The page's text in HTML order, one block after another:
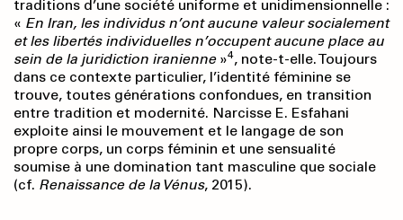
traditions d’une société uniforme et unidimensionnelle :
« En Iran, les individusn’ont aucune valeur socialement
et les libertés individuelles n’occupent aucune place au
sein de la juridiction iranienne »4, note-t-elle. Toujours
dans ce contexte particulier, l’identité féminine se
trouve, toutes générations confondues, en transition
entre tradition et modernité. Narcisse E. Esfahani
exploite ainsi le mouvement et le langage de son
propre corps, un corps féminin et une sensualité
soumise à une domination tant masculine que sociale
(cf. Renaissance de la Vénus, 2015).